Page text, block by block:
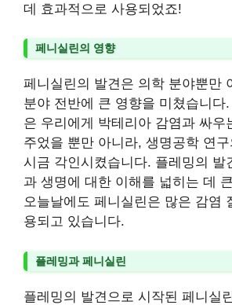
데 효과적으로 사용되었죠!
페니실린의 영향
페니실린의 발견은 의학 분야뿐만
분야 전반에 큰 영향을 미쳤습니다
은 우리에게 박테리아 감염과 싸우
주었을 뿐만 아니라, 생명공학 연
시금 각인시켰습니다. 플레밍의 발
과 생명에 대한 이해를 넓히는 데
오늘날에도 페니실린은 많은 감염
용되고 있습니다.
플레밍과 페니실린
플레밍의 발견으로 시작된 페니실